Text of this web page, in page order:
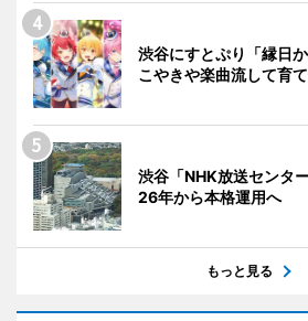
渋谷にすとぷり「縁日
こやきや楽曲流して育
渋谷「NHK放送セン
26年から本格運用へ
もっと見る